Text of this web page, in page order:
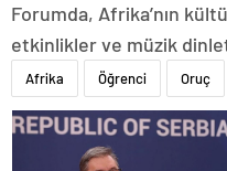
Forumda, Afrika’nın
etkinlikler ve müzik
Afrika Öğrenci Oruç